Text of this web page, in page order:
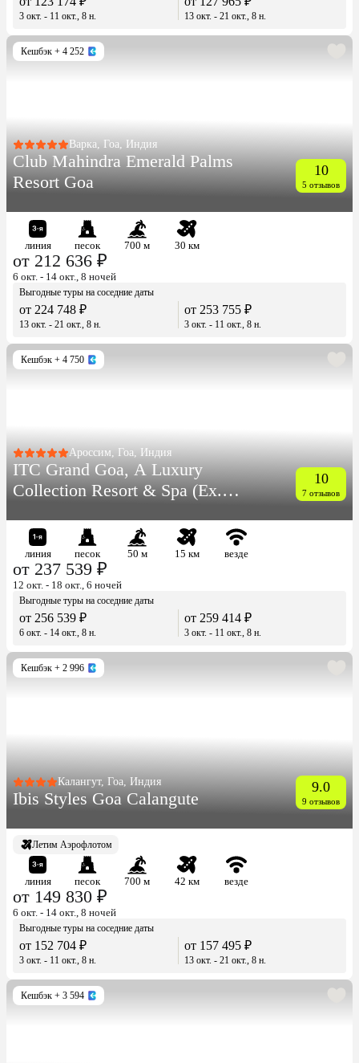
3 окт. - 11 окт., 8 н. 13 окт. - 21 окт., 8 н.
Кешбэк + 4 252
Варка, Гоа, Индия
Club Mahindra Emerald Palms
Resort Goa
10
5 отзывов
линия песок 700 м 30 км
от 212 636 ₽
6 окт. - 14 окт., 8 ночей
Выгодные туры на соседние даты
от 224 748 ₽
13 окт. - 21 окт., 8 н.
от 253 755 ₽
3 окт. - 11 окт., 8 н.
Кешбэк + 4 750
Ароссим, Гоа, Индия
ITC Grand Goa, A Luxury
Collection Resort & Spa (Ex.
10
7 отзывов
линия песок 50 м 15 км везде
от 237 539 ₽
12 окт. - 18 окт., 6 ночей
Выгодные туры на соседние даты
от 256 539 ₽
6 окт. - 14 окт., 8 н.
от 259 414 ₽
3 окт. - 11 окт., 8 н.
Кешбэк + 2 996
Калангут, Гоа, Индия
Ibis Styles Goa Calangute
9.0
9 отзывов
Летим Аэрофлотом
линия песок 700 м 42 км везде
от 149 830 ₽
6 окт. - 14 окт., 8 ночей
Выгодные туры на соседние даты
от 152 704 ₽
3 окт. - 11 окт., 8 н.
от 157 495 ₽
13 окт. - 21 окт., 8 н.
Кешбэк + 3 594